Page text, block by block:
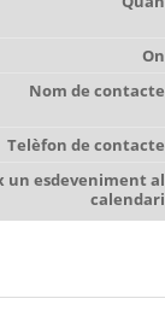
On
Nom de contacte
Telèfon de contacte
un esdeveniment al
calendari